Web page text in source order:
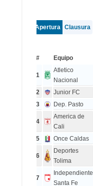
Apertura Clausura
#
Equipo
1
Atletico
Nacional
2 Junior FC
3
Dep. Pasto
4
America de
Cali
5 Once Caldas
6
Deportes
Tolima
7
Independiente
Santa Fe